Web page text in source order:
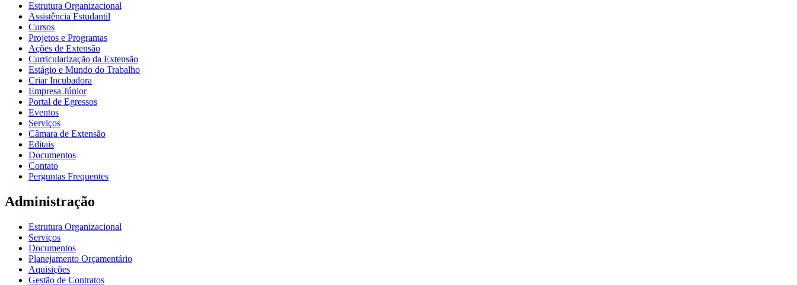
Estrutura Organizacional
Assistência Estudantil
Cursos
Projetos e Programas
Ações de Extensão
Curricularização da Extensão
Estágio e Mundo do Trabalho
Criar Incubadora
Empresa Júnior
Portal de Egressos
Eventos
Serviços
Câmara de Extensão
Editais
Documentos
Contato
Perguntas Frequentes
Administração
Estrutura Organizacional
Serviços
Documentos
Planejamento Orçamentário
Aquisições
Gestão de Contratos